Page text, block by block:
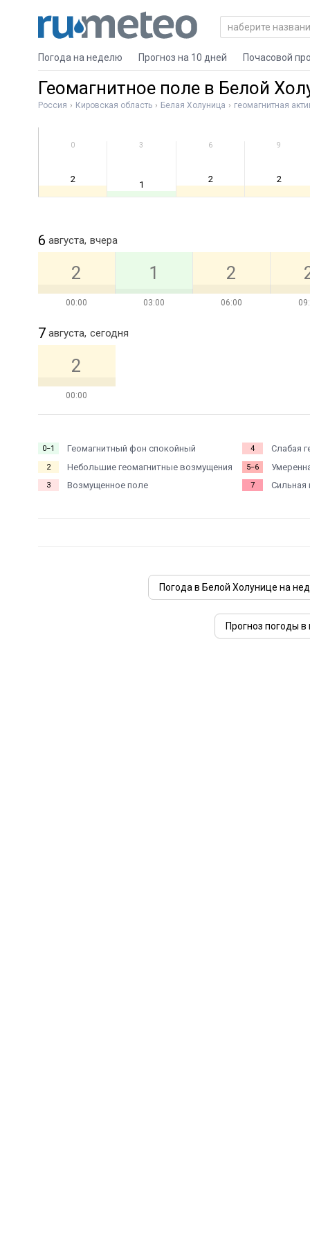
Погода на неделю Прогноз на 10 дней Почасовой
Геомагнитное поле в Белой
Россия Кировская область Белая Холуница геомагнитная
0
2
3
1
6
2
9
2
6 августа, вчера
00:00
2
03:00
1
06:00
2
7 августа, сегодня
00:00
2
0−1 Геомагнитный фон спокойный
2 Небольшие геомагнитные возмущения
3 Возмущенное поле
4 Слабая
5−6
7 Сильная
Погода в Белой Холунице на
Прогноз погоды